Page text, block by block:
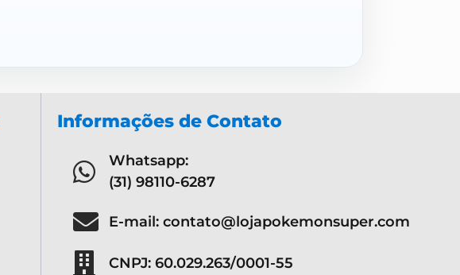
Informações de Contato
Whatsapp:
(31) 98110-6287
E-mail: contato@lojapokemonsuper.com
CNPJ: 60.029.263/0001-55